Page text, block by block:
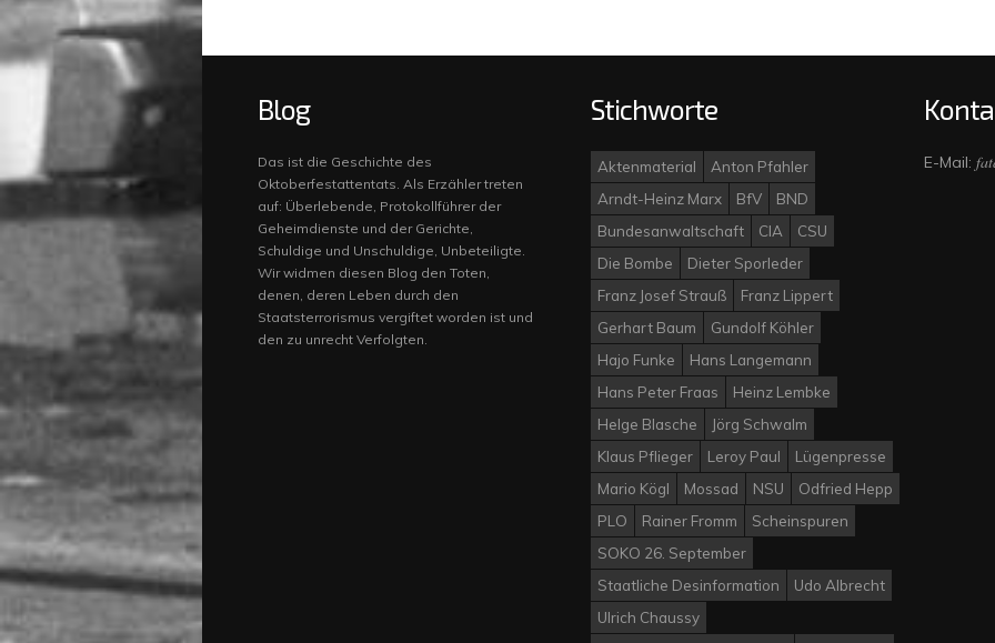
Blog
Das ist die Geschichte des
Oktoberfestattentats. Als Erzähler treten
auf: Überlebende, Protokollführer der
Geheimdienste und der Gerichte,
Schuldige und Unschuldige, Unbeteiligte.
Wir widmen diesen Blog den Toten,
denen, deren Leben durch den
Staatsterrorismus vergiftet worden ist und
den zu unrecht Verfolgten.
Stichworte
Aktenmaterial
Anton Pfahler
Arndt-Heinz Marx
BfV
BND
Bundesanwaltschaft
CIA
CSU
Die Bombe
Dieter Sporleder
Franz Josef Strauß
Franz Lippert
Gerhart Baum
Gundolf Köhler
Hajo Funke
Hans Langemann
Hans Peter Fraas
Heinz Lembke
Helge Blasche
Jörg Schwalm
Klaus Pflieger
Leroy Paul
Lügenpresse
Mario Kögl
Mossad NSU
Odfried Hepp
PLO
Rainer Fromm
Scheinspuren
SOKO 26. September
Staatliche Desinformation
Udo Albrecht
Ulrich Chaussy
E-Mail: